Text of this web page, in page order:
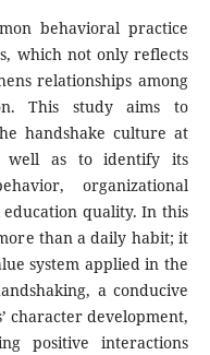
behavioral practice
which not only reflects
relationships among
This study aims to
handshake culture at
well as to identify its
organizational
quality. In this
than a daily habit; it
system applied in the
a conducive
character development,
positive interactions